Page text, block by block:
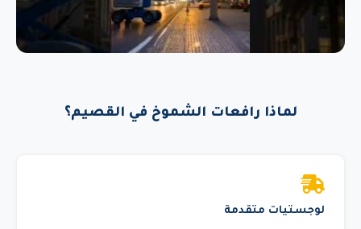
لماذا رافعات الشموخ في القصيم؟
لوجستيات متقدمة